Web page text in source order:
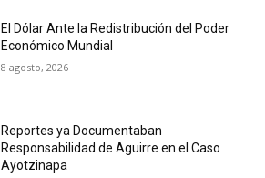
El Dólar Ante la Redistribución del Poder
Económico Mundial
8 agosto, 2026
Reportes ya Documentaban
Responsabilidad de Aguirre en el Caso
Ayotzinapa